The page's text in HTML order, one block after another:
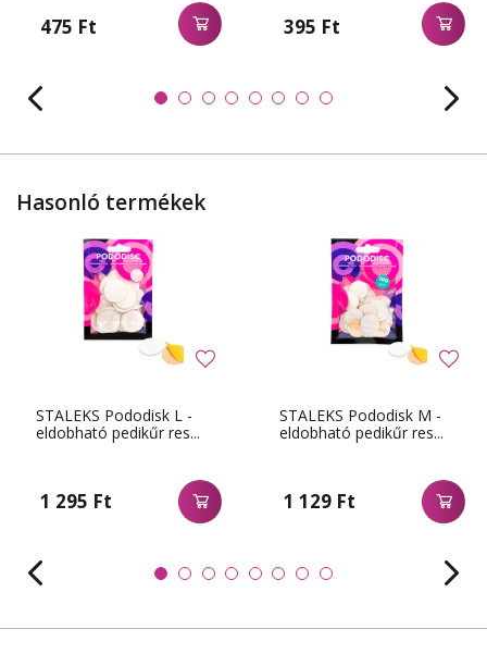
475 Ft 395 Ft
Hasonló termékek
STALEKS Pododisk L -
eldobható pedikűr res...
1 295 Ft
STALEKS Pododisk M -
eldobható pedikűr res...
1 129 Ft